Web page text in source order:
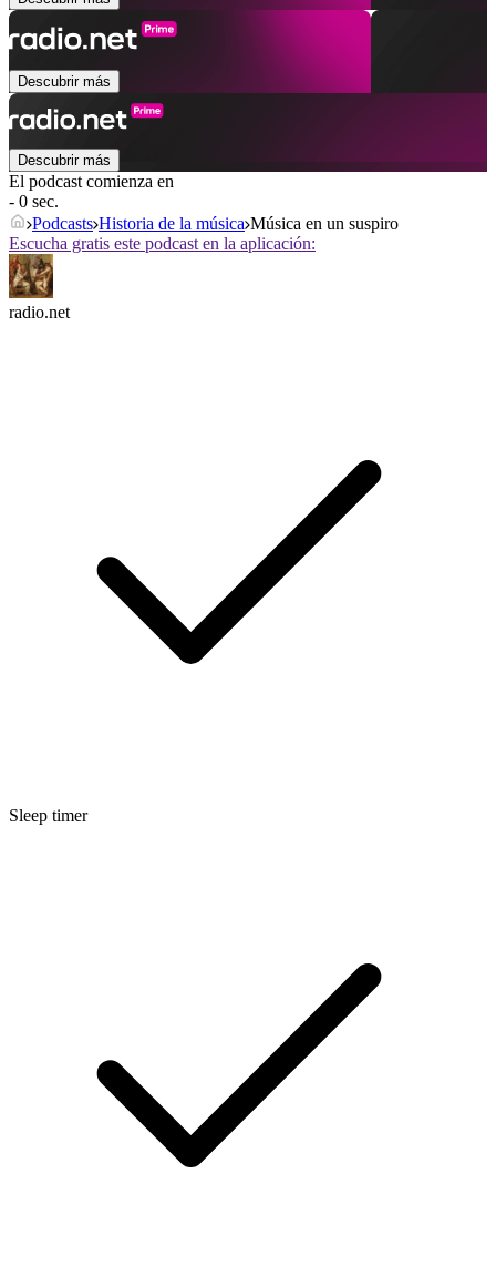
Descubrir más
Descubrir más
El podcast comienza en
- 0 sec.
Podcasts Historia de la música Música en un suspiro
Escucha gratis este podcast en la aplicación:
radio.net
Sleep timer